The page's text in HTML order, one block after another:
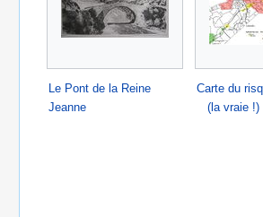
Le Pont de la Reine
Jeanne
Carte du
(la vraie !)